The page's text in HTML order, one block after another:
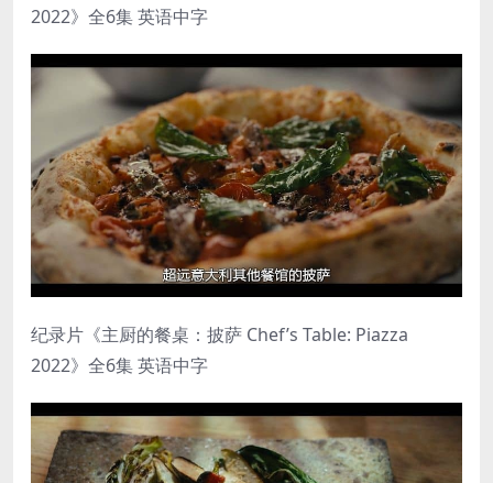
2022》全6集 英语中字
纪录片《主厨的餐桌：披萨 Chef’s Table: Piazza
2022》全6集 英语中字